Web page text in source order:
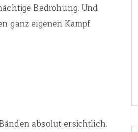
Bedrohung. Und
ganz eigenen Kampf
absolut ersichtlich.